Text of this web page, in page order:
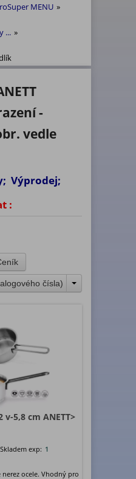
MENU »
... »
-
vedle
Výprodej;
:
čísla)
5,8 cm ANETT>
Skladem exp: 1
ocele. Vhodný pro